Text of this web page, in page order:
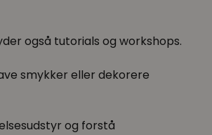
også tutorials og workshops.
smykker eller dekorere
og forstå